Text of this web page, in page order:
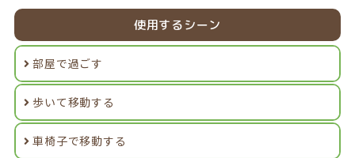
使用するシーン
部屋で過ごす
歩いて移動する
車椅子で移動する